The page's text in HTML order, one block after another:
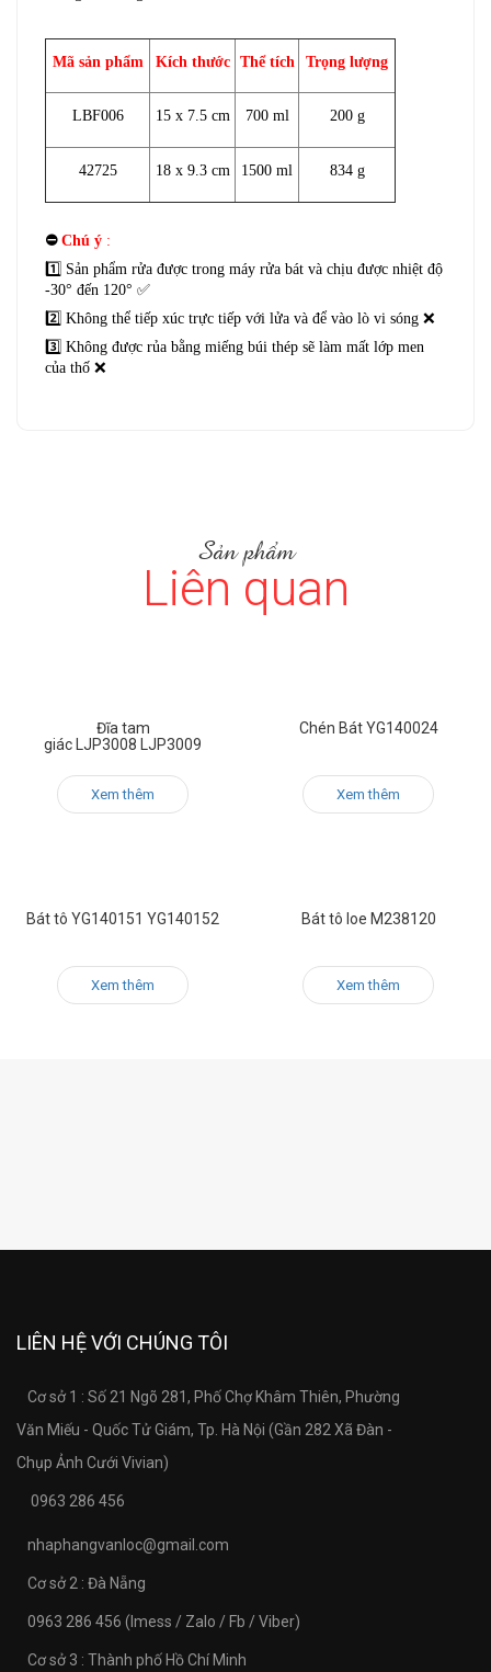
Mã sản phẩm Kích thước Thể tích Trọng lượng
LBF006 15 x 7.5 cm 700 ml 200 g
42725 18 x 9.3 cm 1500 ml 834 g
⛔ Chú ý :
1️⃣ Sản phẩm rửa được trong máy rửa bát và chịu được nhiệt độ
-30° đến 120° ✅
2️⃣ Không thể tiếp xúc trực tiếp với lửa và để vào lò vi sóng ❌
3️⃣ Không được rủa bằng miếng búi thép sẽ làm mất lớp men
của thố ❌
Sản phẩm
Liên quan
Đĩa tam
giác LJP3008 LJP3009
Xem thêm
Chén Bát YG140024
Xem thêm
Bát tô YG140151 YG140152
Xem thêm
Bát tô loe M238120
Xem thêm
LIÊN HỆ VỚI CHÚNG TÔI
Cơ sở 1 : Số 21 Ngõ 281, Phố Chợ Khâm Thiên, Phường
Văn Miếu - Quốc Tử Giám, Tp. Hà Nội (Gần 282 Xã Đàn -
Chụp Ảnh Cưới Vivian)
0963 286 456
nhaphangvanloc@gmail.com
Cơ sở 2 : Đà Nẵng
0963 286 456 (Imess / Zalo / Fb / Viber)
Cơ sở 3 : Thành phố Hồ Chí Minh